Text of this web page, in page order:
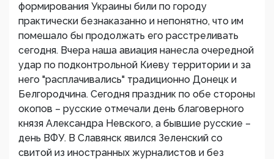
формирования Украины били по городу
практически безнаказанно и непонятно, что им
помешало бы продолжать его расстреливать
сегодня. Вчера наша авиация нанесла очередной
удар по подконтрольной Киеву территории и за
него "расплачивались" традиционно Донецк и
Белгородчина. Сегодня праздник по обе стороны
окопов – русские отмечали день благоверного
князя Александра Невского, а бывшие русские –
день ВФУ. В Славянск явился Зеленский со
свитой из иностранных журналистов и без